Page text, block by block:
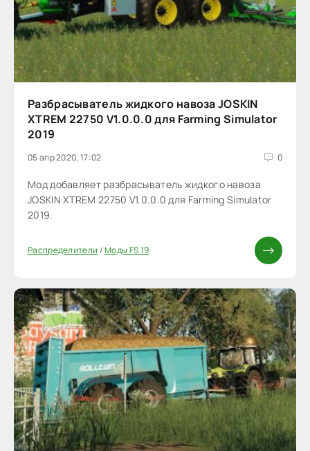
Разбрасыватель жидкого навоза JOSKIN
XTREM 22750 V1.0.0.0 для Farming Simulator
2019
05 апр 2020, 17:02 0
Мод добавляет разбрасыватель жидкого навоза
JOSKIN XTREM 22750 V1.0.0.0 для Farming Simulator
2019.
Распределители /Моды FS 19